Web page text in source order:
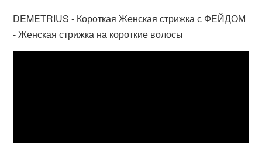
DEMETRIUS - Короткая Женская стрижка с ФЕЙДОМ
- Женская стрижка на короткие волосы